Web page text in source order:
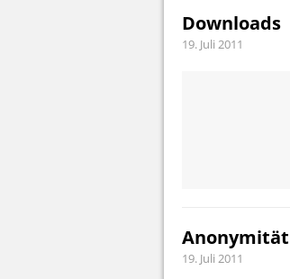
Downloads
19. Juli 2011
19. Juli 2011